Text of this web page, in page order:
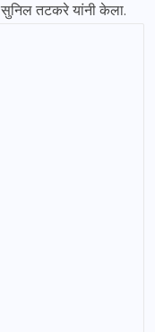
तटकरे यांनी केला.